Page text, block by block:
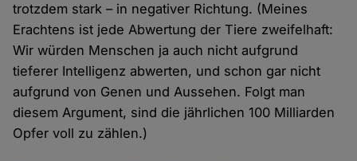
trotzdem stark – in negativer Richtung. (Meines
Erachtens ist jede Abwertung der Tiere zweifelhaft:
Wir würden Menschen ja auch nicht aufgrund
tieferer Intelligenz abwerten, und schon gar nicht
aufgrund von Genen und Aussehen. Folgt man
diesem Argument, sind die jährlichen 100 Milliarden
Opfer voll zu zählen.)